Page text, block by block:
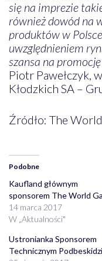
się na imprezie
również dowód na
produktów w
uwzględnieniem
szansa na
Piotr Pawełczyk,
Kłodzkich SA –
Źródło: The
Podobne
Kaufland głównym
sponsorem The World
14 marca 2017
W „Aktualności"
Ustronianka Sponsorem
Technicznym